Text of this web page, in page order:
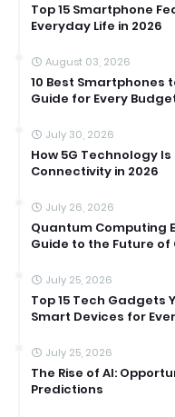
Top 15 Smartphone
Everyday Life in 2026
August 03, 2026
10 Best Smartphones
Guide for Every
July 30, 2026
How 5G Technology
Connectivity in 2026
July 26, 2026
Quantum Computing
Guide to the Future
July 25, 2026
Top 15 Tech Gadgets
Smart Devices for
July 25, 2026
The Rise of AI:
Predictions